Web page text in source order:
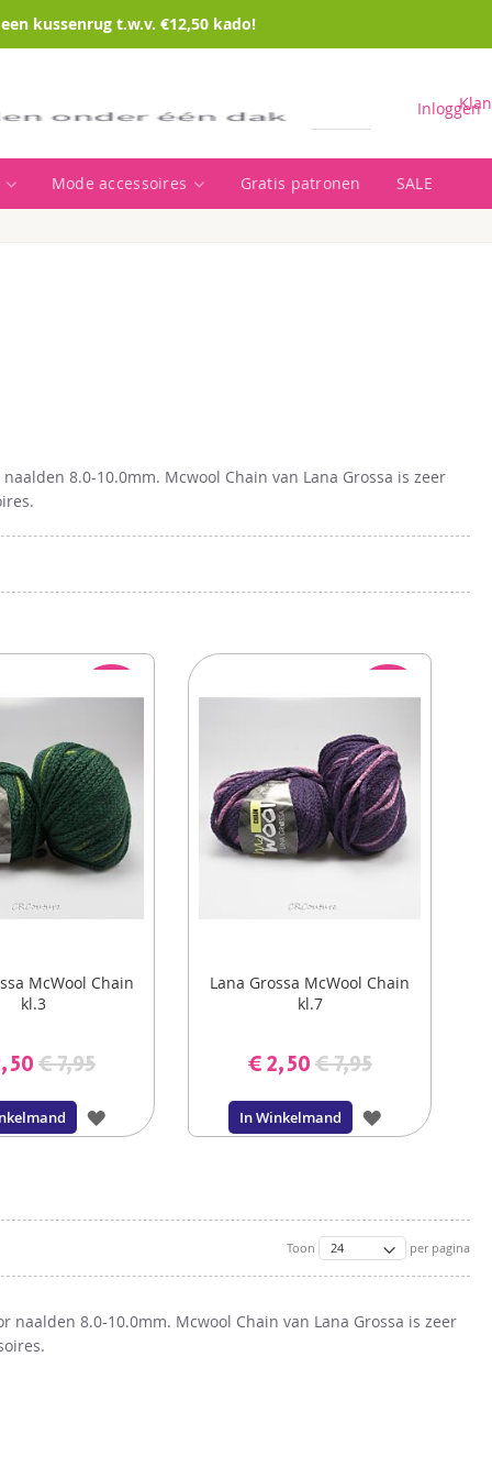
kussenrug t.w.v. €12,50 kado!
Zoeken
Inloggen
Mode accessoires Gratis patronen
SALE
8.0-10.0mm. Mcwool Chain van Lana Grossa is zeer
ACTIE
McWool Chain
kl.3
€ 7,95
VOEG
ACTIE
Lana Grossa McWool Chain
kl.7
€ 2,50€ 7,95
In Winkelmand
VOEG
Toon per pagina
8.0-10.0mm. Mcwool Chain van Lana Grossa is zeer